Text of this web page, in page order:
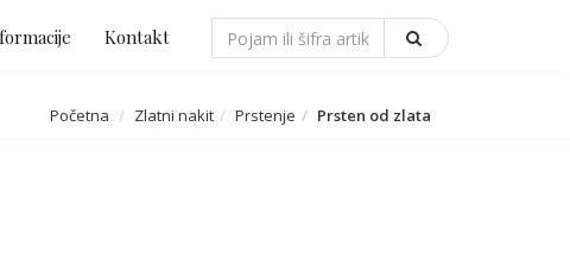
Kontakt
Početna Zlatni nakit Prstenje Prsten od zlata